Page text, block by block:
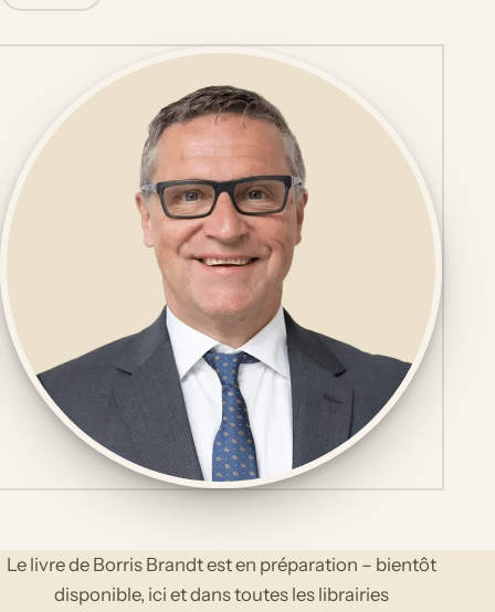
Le livre de Borris Brandt est en préparation – bientôt
disponible, ici et dans toutes les librairies